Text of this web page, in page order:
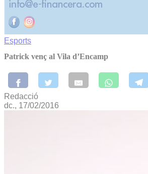
Esports
Patrick venç al Vila d’Encamp
Redacció
dc., 17/02/2016